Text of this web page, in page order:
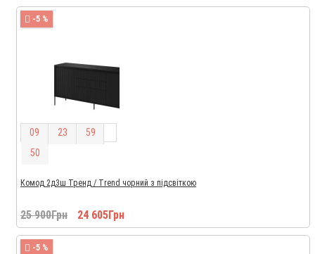
-5 %
09 23 59
50
Комод 2д3ш Тренд / Trend чорний з підсвіткою
25 900Грн 24 605Грн
-5 %